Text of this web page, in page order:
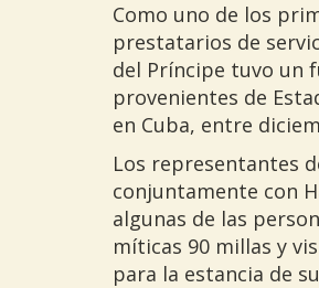
Como uno de los
prestatarios de
del Príncipe tuvo un
provenientes de
en Cuba, entre
Los representantes
conjuntamente con
algunas de las
míticas 90 millas y
para la estancia de